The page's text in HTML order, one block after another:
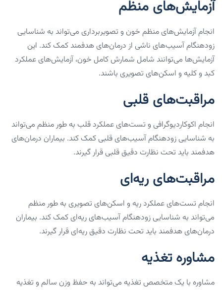
آزمایش‌های منظم
انجام آزمایش‌های منظم خون و تصویربرداری می‌تواند به شناسایی
زودهنگام آسیب‌های ناشی از درمان‌های هدفمند کمک کند. این
آزمایش‌ها می‌توانند شامل شمارش کامل خون، آزمایش‌های عملکرد
کبد و کلیه و اسکن‌های تصویری باشند.
مراقبت‌های قلبی
انجام اکوکاردیوگرافی و تست‌های عملکرد قلب به طور منظم می‌تواند
به شناسایی زودهنگام آسیب‌های قلبی کمک کند. بیماران درمان‌های
هدفمند باید تحت نظارت دقیق قلبی قرار گیرند.
مراقبت‌های ریه‌ای
انجام تست‌های عملکرد ریه و اسکن‌های تصویری به طور منظم
می‌تواند به شناسایی زودهنگام آسیب‌های ریه‌ای کمک کند. بیماران
درمان‌های هدفمند باید تحت نظارت دقیق ریه‌ای قرار گیرند.
مشاوره تغذیه
مشاوره با یک متخصص تغذیه می‌تواند به حفظ وزن سالم و تغذیه